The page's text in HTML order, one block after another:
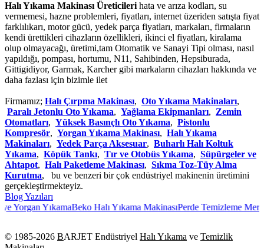
Halı Yıkama Makinası Üreticilerihata ve arıza kodları, su
vermemesi, hazne problemleri, fiyatları, internet üzeriden satışta fiyat
farklılıkarı, motor gücü, yedek parça fiyatları, markaları, firmaların
kendi ürettikleri cihazların özellikleri, ikinci el fiyatları, kiralama
olup olmayacağı, üretimi,tam Otomatik ve Sanayi Tipi olması, nasıl
yapıldığı, pompası, hortumu, N11, Sahibinden, Hepsiburada,
Gittigidiyor, Garmak, Karcher gibi markaların cihazları hakkında ve
daha fazlası için bizimle ilet
Firmamız; Halı Çırpma Makinası, Oto Yıkama Makinaları,
Paralı Jetonlu Oto Yıkama, Yağlama Ekipmanları, Zemin
Otomatları, Yüksek Basınçlı Oto Yıkama, Pistonlu
Kompresör, Yorgan Yıkama Makinası, Halı Yıkama
Makinaları, Yedek Parça Aksesuar, Buharlı Halı Koltuk
Yıkama, Köpük Tankı, Tır ve Otobüs Yıkama, Süpürgeler ve
Ahtapot, Halı Paketleme Makinası, Sıkma Toz-Tüy Alma
Kurutma, bu ve benzeri bir çok endüstriyel makinenin üretimini
gerçekleştirmekteyiz.
Blog Yazıları
Yorgan YıkamaBeko Halı Yıkama MakinasıPerde Temizleme
© 1985-2026 BARJET Endüstriyel Halı Yıkama ve Temizlik